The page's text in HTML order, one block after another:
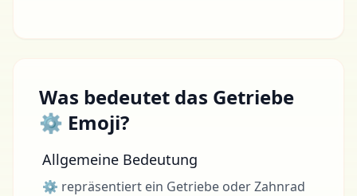
Was bedeutet das Getriebe
⚙ Emoji?
Allgemeine Bedeutung
⚙ repräsentiert ein Getriebe oder Zahnrad